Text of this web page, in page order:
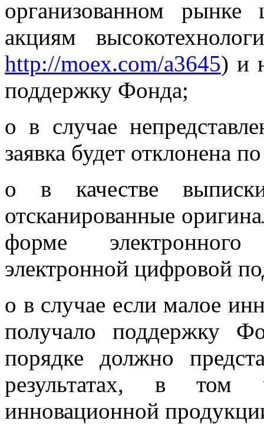
организованном
акциям
http://moex.com/a3645) и
поддержку Фонда;
o в случае
заявка будет отклонена
o в качестве
отсканированные
форме
электронной цифровой
o в случае если малое
получало поддержку
порядке должно
результатах, в том
инновационной